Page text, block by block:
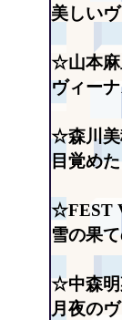
美しい
☆山本麻
ヴィー
☆森川美
目覚め
☆FEST
雪の果
☆中森明
月夜の